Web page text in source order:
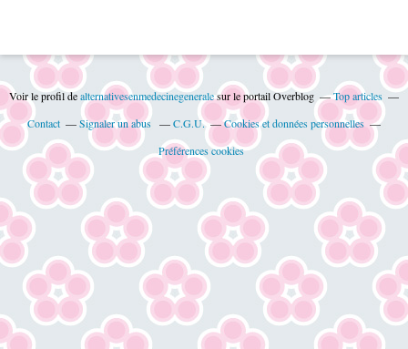
Voir le profil dealternativesenmedecinegeneralesur le portail Overblog
Top articles
Contact
Signaler un abus C.G.U.
Cookies et données personnelles
Préférences cookies